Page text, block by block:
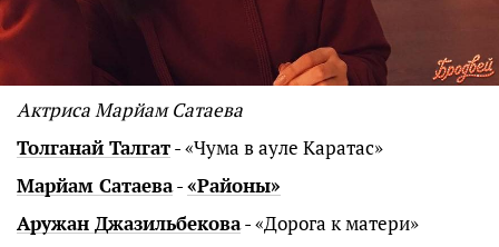
Актриса Марйам Сатаева
Толганай Талгат- «Чума в ауле Каратас»
Марйам Сатаева-«Районы»
Аружан Джазильбекова- «Дорога к матери»